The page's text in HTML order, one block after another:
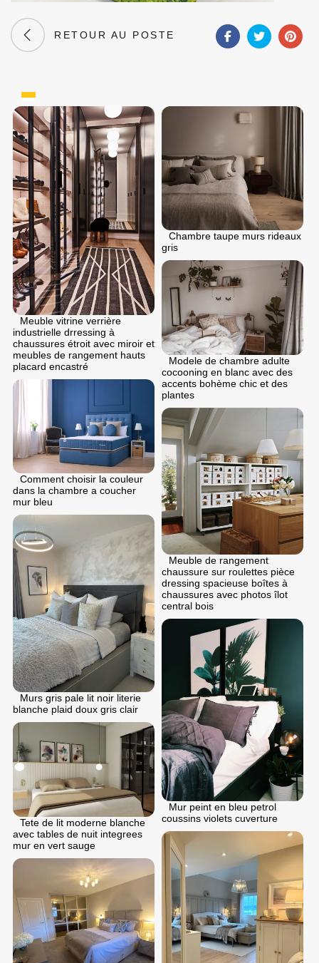
RETOUR AU POSTE
Meuble vitrine verrière
industrielle drressing à
chaussures étroit avec miroir et
meubles de rangement hauts
placard encastré
Chambre taupe murs rideaux
gris
Modele de chambre adulte
cocooning en blanc avec des
accents bohème chic et des
plantes
Comment choisir la couleur
dans la chambre a coucher
mur bleu
Meuble de rangement
chaussure sur roulettes pièce
dressing spacieuse boîtes à
chaussures avec photos îlot
central bois
Murs gris pale lit noir literie
blanche plaid doux gris clair
Mur peint en bleu petrol
coussins violets cuverture
Tete de lit moderne blanche
avec tables de nuit integrees
mur en vert sauge